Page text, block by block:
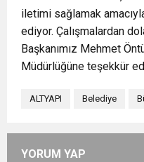
iletimi sağlamak
ediyor. Çalışmalardan
Başkanımız Mehmet
Müdürlüğüne teşekkür
ALTYAPI Belediye
YORUM YAP